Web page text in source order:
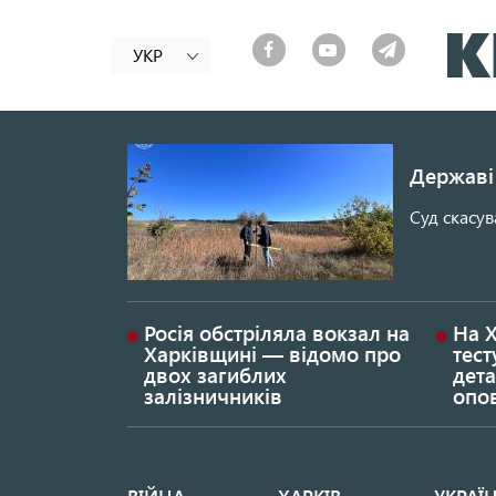
УКР
Державі
Суд
Росія обстріляла вокзал на
Харківщині — відомо про
двох загиблих
залізничників
На